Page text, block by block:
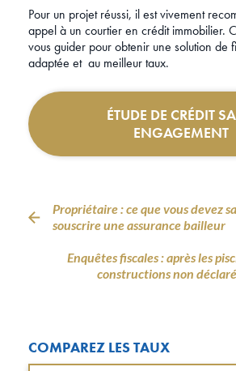
Pour un projet réussi, il est vivement
appel à un courtier en crédit immobilier.
vous guider pour obtenir une solution de
adaptée et au meilleur taux.
ÉTUDE DE CRÉDIT
ENGAGEMENT
Propriétaire : ce que vous devez
souscrire une assurance bailleur
Enquêtes fiscales : après les
constructions non
COMPAREZ LES TAUX